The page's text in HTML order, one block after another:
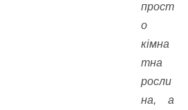
прост
о
кімна
тна
росли
на, а